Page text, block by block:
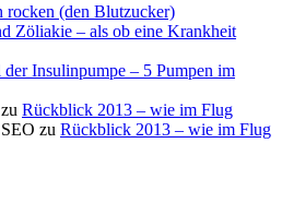
rocken (den Blutzucker)
Zöliakie – als ob eine Krankheit
Insulinpumpe – 5 Pumpen im
zu Rückblick 2013 – wie im Flug
zu Rückblick 2013 – wie im Flug